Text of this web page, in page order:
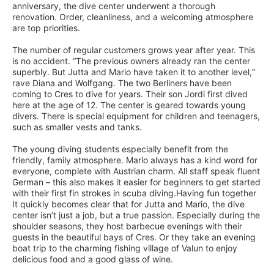
anniversary, the dive center underwent a thorough
renovation. Order, cleanliness, and a welcoming atmosphere
are top priorities.
The number of regular customers grows year after year. This
is no accident. “The previous owners already ran the center
superbly. But Jutta and Mario have taken it to another level,“
rave Diana and Wolfgang. The two Berliners have been
coming to Cres to dive for years. Their son Jordi first dived
here at the age of 12. The center is geared towards young
divers. There is special equipment for children and teenagers,
such as smaller vests and tanks.
The young diving students especially benefit from the
friendly, family atmosphere. Mario always has a kind word for
everyone, complete with Austrian charm. All staff speak fluent
German – this also makes it easier for beginners to get started
with their first fin strokes in scuba diving.Having fun together
It quickly becomes clear that for Jutta and Mario, the dive
center isn’t just a job, but a true passion. Especially during the
shoulder seasons, they host barbecue evenings with their
guests in the beautiful bays of Cres. Or they take an evening
boat trip to the charming fishing village of Valun to enjoy
delicious food and a good glass of wine.